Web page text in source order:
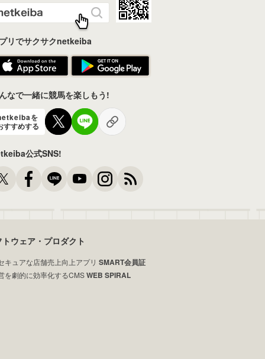
リでサクサクnetkeiba
なで一緒に競馬を楽しもう!
を
すすめする
公式SNS!
ウェア・プロダクト
キュアな店舗売上向上アプリ SMART会員証
を劇的に効率化するCMSWEB SPIRAL